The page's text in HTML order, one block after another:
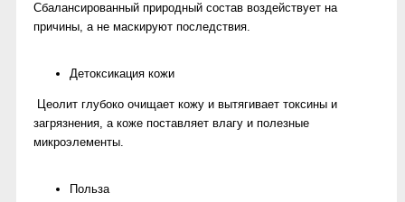
Сбалансированный природный состав воздействует на
причины, а не маскируют последствия.
Детоксикация кожи
Цеолит глубоко очищает кожу и вытягивает токсины и
загрязнения, а коже поставляет влагу и полезные
микроэлементы.
Польза